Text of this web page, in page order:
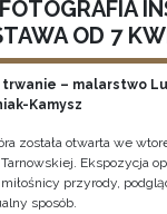
OD 7
trwanie – malarstwo
Kamysz
została otwarta we
Ekspozycja
przyrody,
sposób.